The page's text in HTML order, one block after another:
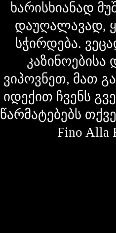
ხარისხიანად
დაუღალავად,
სჭირდება.
კაზინოებისა
ვიპოვნეთ, მათ
იდექით ჩვენს
წარმატებებს
Fino Alla